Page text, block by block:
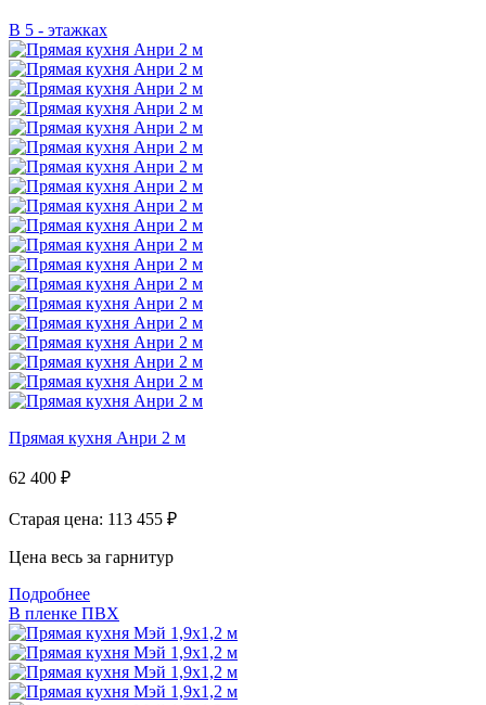
В 5 - этажках
Прямая кухня Анри 2 м
62 400 ₽
Старая цена: 113 455 ₽
Цена весь за гарнитур
Подробнее
В пленке ПВХ